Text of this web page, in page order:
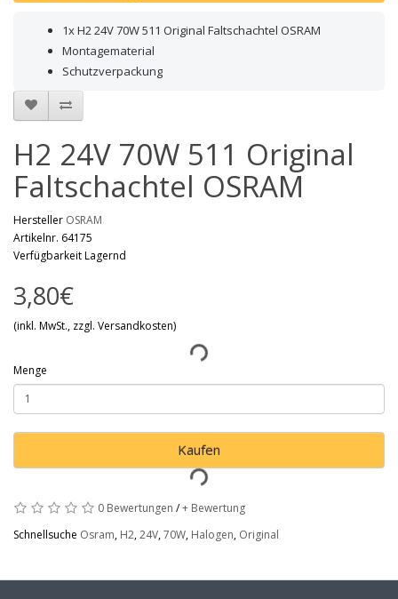
1x H2 24V 70W 511 Original Faltschachtel OSRAM
Montagematerial
Schutzverpackung
H2 24V 70W 511 Original
Faltschachtel OSRAM
Hersteller OSRAM
Artikelnr. 64175
Verfügbarkeit Lagernd
3,80€
(inkl. MwSt., zzgl. Versandkosten)
Menge
Kaufen
0 Bewertungen /+ Bewertung
Schnellsuche Osram, H2,24V,70W, Halogen, Original